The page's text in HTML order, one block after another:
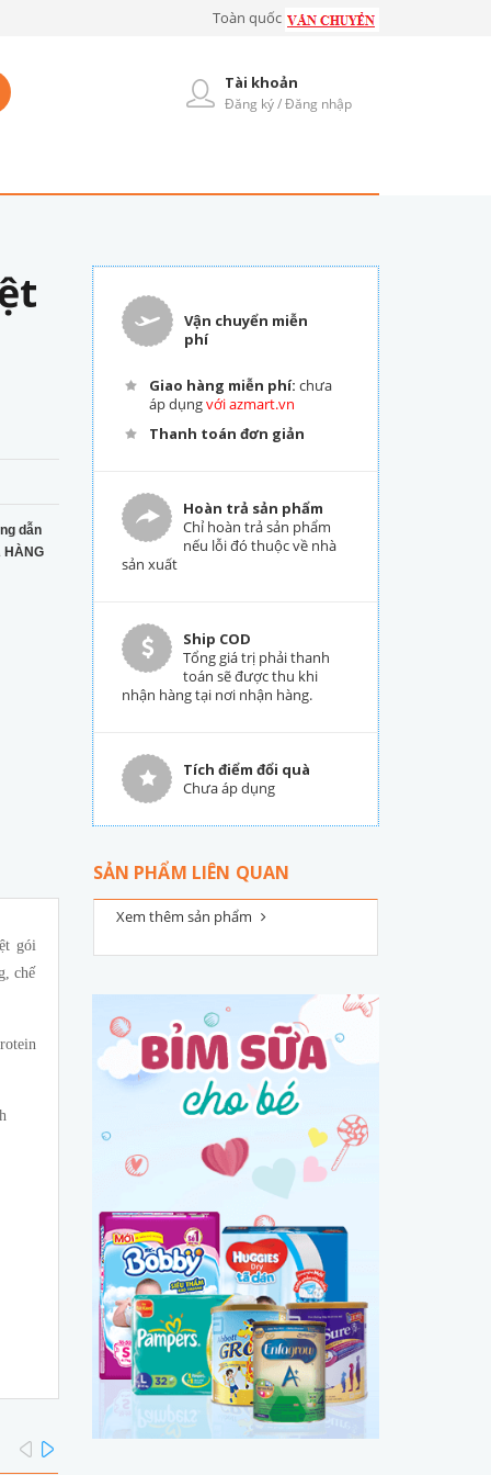
Toàn quốc
Tài khoản
Đăng ký / Đăng nhập
dẫn
HÀNG
Vận chuyển miễn
phí
Giao hàng miễn phí: chưa
áp dụngvới azmart.vn
Thanh toán đơn giản
Hoàn trả sản phẩm
Chỉ hoàn trả sản phẩm
nếu lỗi đó thuộc về nhà
sản xuất
Ship COD
Tổng giá trị phải thanh
toán sẽ được thu khi
nhận hàng tại nơi nhận hàng.
Tích điểm đổi quà
Chưa áp dụng
gói
chế
prev
SẢN PHẨM LIÊN QUAN
Xem thêm sản phẩm